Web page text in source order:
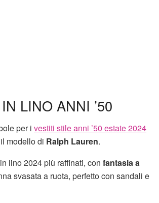
LINO ANNI ’50
per i vestiti stile anni ’50 estate 2024
modello di Ralph Lauren.
lino 2024 più raffinati, con fantasia a
svasata a ruota, perfetto con sandali e